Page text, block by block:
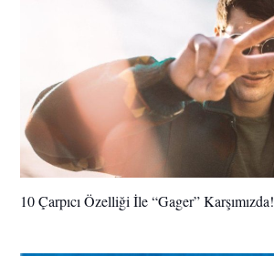
10 Çarpıcı Özelliği İle “Gager” Karşımızda!